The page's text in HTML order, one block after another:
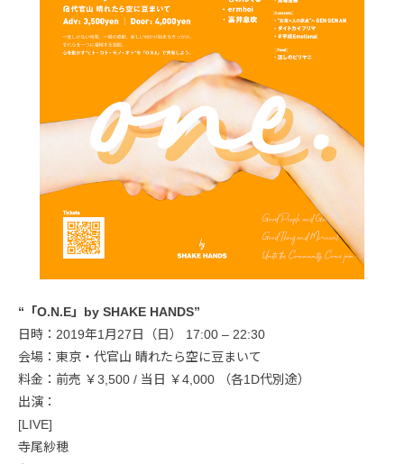
“「O.N.E」by SHAKE HANDS”
日時：2019年1月27日（日） 17:00 – 22:30
会場：東京・代官山 晴れたら空に豆まいて
料金：前売 ￥3,500 / 当日 ￥4,000 （各1D代別途）
出演：
[LIVE]
寺尾紗穂